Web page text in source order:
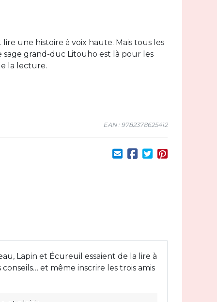
une histoire à voix haute. Mais tous les
grand-duc Litouho est là pour les
la lecture.
EAN : 9782378625412
Lapin et Écureuil essaient de la lire à
et même inscrire les trois amis